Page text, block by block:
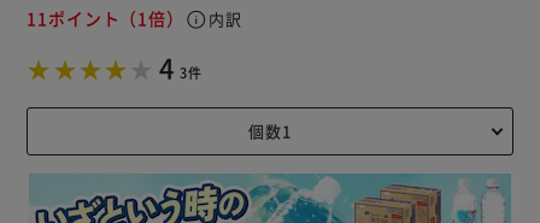
11ポイント （1倍） info 内訳
4 3件